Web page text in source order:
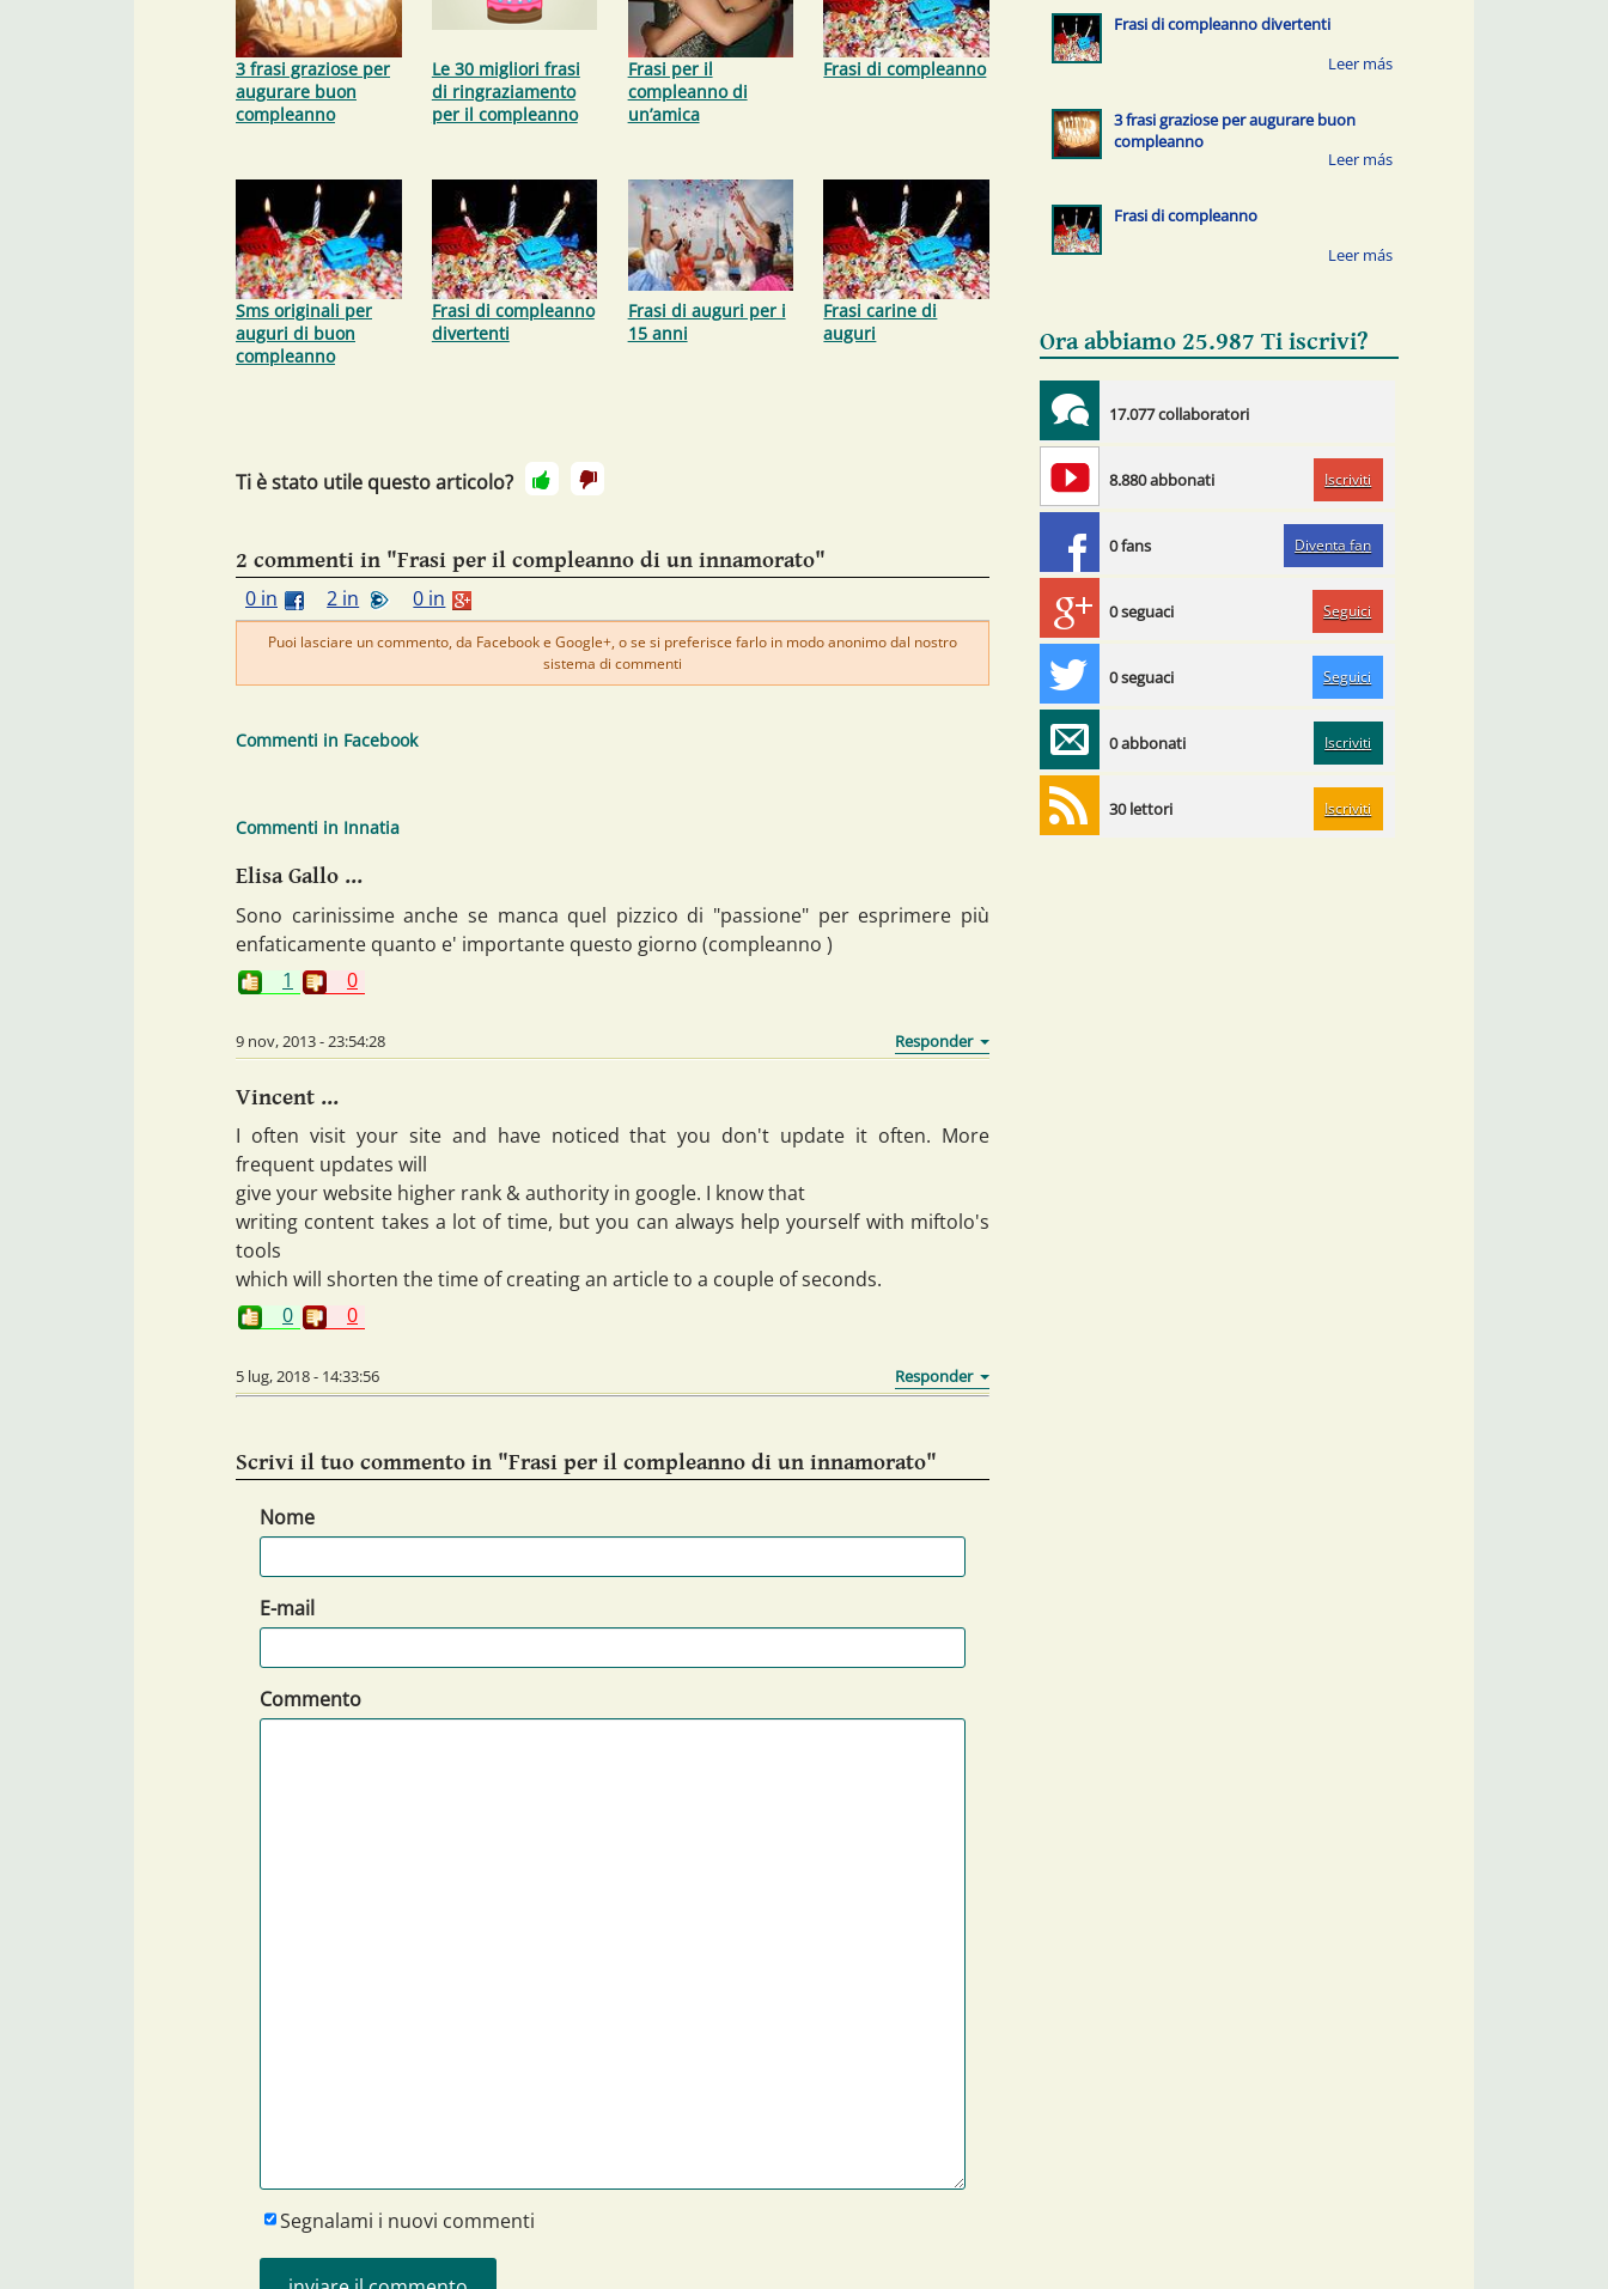
3 frasi graziose per
augurare buon
compleanno
Le 30 migliori frasi
di ringraziamento
per il compleanno
Frasi per il
compleanno di
un’amica
Frasi di compleanno
Sms originali per
auguri di buon
compleanno
Frasi di compleanno
divertenti
Frasi di auguri per i
15 anni
Frasi carine di
auguri
Ti è stato utile questo articolo?
2 commenti in "Frasi per il compleanno di un innamorato"
0 in
2 in 0 in
Puoi lasciare un commento, da Facebook e Google+, o se si preferisce farlo in modo anonimo dal nostro
sistema di commenti
Commenti in Facebook
Commenti in Innatia
Elisa Gallo ...
Sono carinissime anche se manca quel pizzico di "passione" per esprimere più
enfaticamente quanto e' importante questo giorno (compleanno )
1
0
9 nov, 2013 - 23:54:28
Vincent ...
I often visit your site and have noticed that you don't update it often. More
frequent updates will
give your website higher rank & authority in google. I know that
writing content takes a lot of time, but you can always help yourself with miftolo's
tools
which will shorten the time of creating an article to a couple of seconds.
0
0
5 lug, 2018 - 14:33:56
Scrivi il tuo commento in "Frasi per il compleanno di un innamorato"
Nome
E-mail
Commento
Segnalami i nuovi commenti
Frasi di compleanno divertenti
3 frasi graziose per augurare buon
compleanno
Frasi di compleanno
Ora abbiamo 25.987 Ti iscrivi?
17.077 collaboratori
8.880 abbonati Iscriviti
0 fans Diventa fan
0 seguaci Seguici
0 seguaci Seguici
0 abbonati Iscriviti
30 lettori Iscriviti